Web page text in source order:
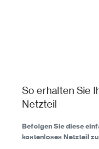
So erhalten Sie
Netzteil
Befolgen Sie diese
kostenloses Netzteil